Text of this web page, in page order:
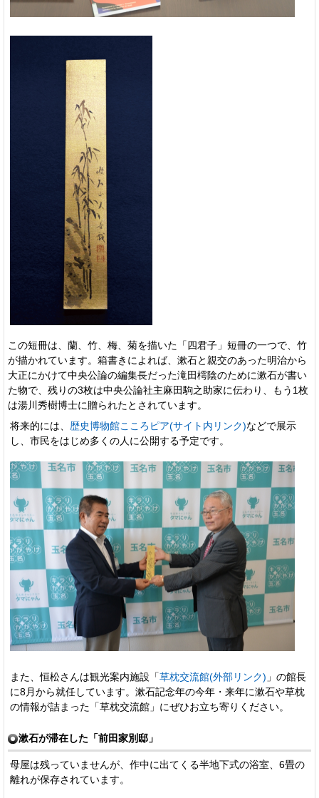
この短冊は、蘭、竹、梅、菊を描いた「四君子」短冊の一つで、竹
が描かれています。箱書きによれば、漱石と親交のあった明治から
大正にかけて中央公論の編集長だった滝田樗陰のために漱石が書い
た物で、残りの3枚は中央公論社主麻田駒之助家に伝わり、もう1枚
は湯川秀樹博士に贈られたとされています。
将来的には、 歴史博物館こころピア(サイト内リンク)などで展示
し、市民をはじめ多くの人に公開する予定です。
また、恒松さんは観光案内施設「草枕交流館(外部リンク) 」の館長
に8月から就任しています。漱石記念年の今年・来年に漱石や草枕
の情報が詰まった「草枕交流館」にぜひお立ち寄りください。
漱石が滞在した「前田家別邸」
母屋は残っていませんが、作中に出てくる半地下式の浴室、6畳の
離れが保存されています。